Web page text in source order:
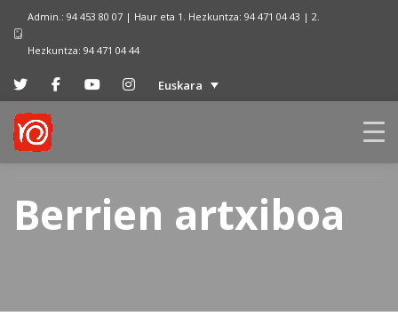
Admin.: 94 453 80 07 | Haur eta 1. Hezkuntza: 94 471 04 43 | 2.
Hezkuntza: 94 471 04 44
Euskara
Berrien artxiboa